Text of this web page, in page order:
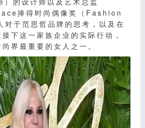
捧得时尚偶像奖（Fashion
于范思哲品牌的思考，以及在
下这一家族企业的实际行动，
界最重要的女人之一。